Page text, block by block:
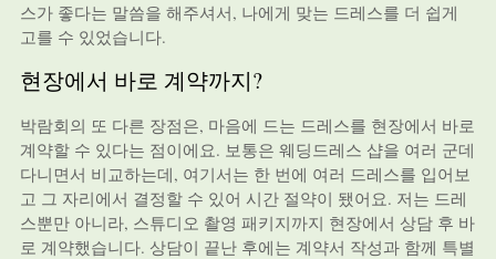
스가 좋다는 말씀을 해주셔서, 나에게 맞는 드레스를 더 쉽게
고를 수 있었습니다.
현장에서 바로 계약까지?
박람회의 또 다른 장점은, 마음에 드는 드레스를 현장에서 바로
계약할 수 있다는 점이에요. 보통은 웨딩드레스 샵을 여러 군데
다니면서 비교하는데, 여기서는 한 번에 여러 드레스를 입어보
고 그 자리에서 결정할 수 있어 시간 절약이 됐어요. 저는 드레
스뿐만 아니라, 스튜디오 촬영 패키지까지 현장에서 상담 후 바
로 계약했습니다. 상담이 끝난 후에는 계약서 작성과 함께 특별